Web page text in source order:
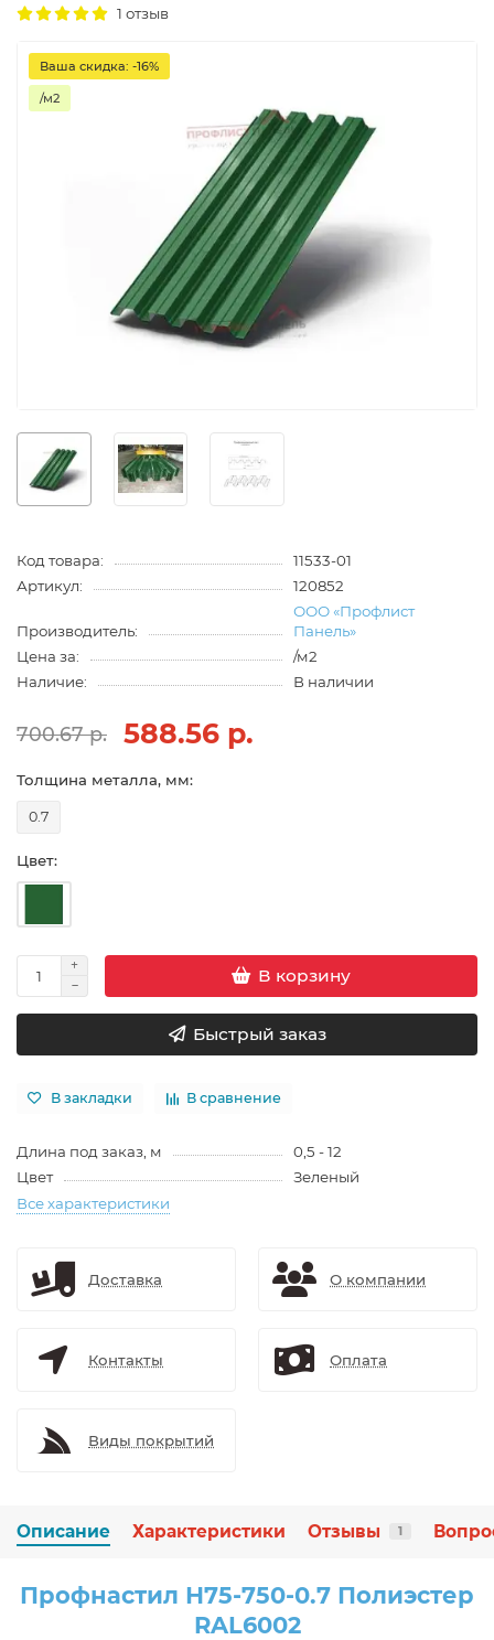
1 отзыв
Ваша скидка: -16%
/м2
Код товара:
11533-01
Артикул:
120852
Производитель:
ООО «Профлист
Панель»
Цена за:
/м2
Наличие:
В наличии
700.67 р. 588.56 р.
Толщина металла, мм:
0.7
Цвет:
В корзину
Быстрый заказ
В закладки В сравнение
Длина под заказ, м
0,5 - 12
Цвет
Зеленый
Все характеристики
Доставка О компании
Контакты Оплата
Виды покрытий
Описание Характеристики Отзывы 1
Профнастил Н75-750-0.7 Полиэстер
RAL6002